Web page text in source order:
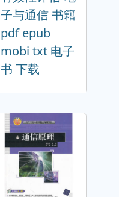
子与通信 书籍
pdf epub
mobi txt 电子
书 下载